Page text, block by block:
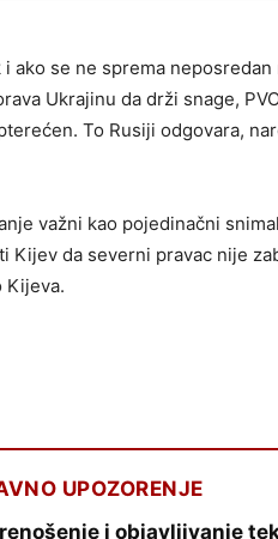
ako se ne sprema neposredan
Ukrajinu da drži snage,
To Rusiji odgovara,
važni kao pojedinačni
Kijev da severni pravac nije
Kijeva.
UPOZORENJE
i objavljivanje